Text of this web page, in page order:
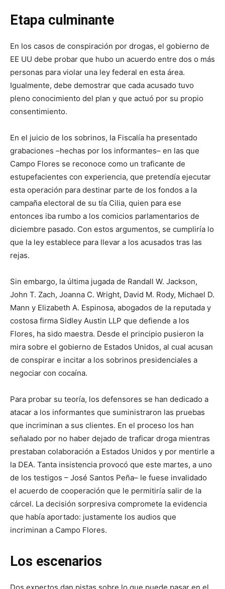
Etapa culminante
En los casos de conspiración por drogas, el gobierno de
EE UU debe probar que hubo un acuerdo entre dos o más
personas para violar una ley federal en esta área.
Igualmente, debe demostrar que cada acusado tuvo
pleno conocimiento del plan y que actuó por su propio
consentimiento.
En el juicio de los sobrinos, la Fiscalía ha presentado
grabaciones –hechas por los informantes– en las que
Campo Flores se reconoce como un traficante de
estupefacientes con experiencia, que pretendía ejecutar
esta operación para destinar parte de los fondos a la
campaña electoral de su tía Cilia, quien para ese
entonces iba rumbo a los comicios parlamentarios de
diciembre pasado. Con estos argumentos, se cumpliría lo
que la ley establece para llevar a los acusados tras las
rejas.
Sin embargo, la última jugada de Randall W. Jackson,
John T. Zach, Joanna C. Wright, David M. Rody, Michael D.
Mann y Elizabeth A. Espinosa, abogados de la reputada y
costosa firma Sidley Austin LLP que defiende a los
Flores, ha sido maestra. Desde el principio pusieron la
mira sobre el gobierno de Estados Unidos, al cual acusan
de conspirar e incitar a los sobrinos presidenciales a
negociar con cocaína.
Para probar su teoría, los defensores se han dedicado a
atacar a los informantes que suministraron las pruebas
que incriminan a sus clientes. En el proceso los han
señalado por no haber dejado de traficar droga mientras
prestaban colaboración a Estados Unidos y por mentirle a
la DEA. Tanta insistencia provocó que este martes, a uno
de los testigos – José Santos Peña– le fuese invalidado
el acuerdo de cooperación que le permitiría salir de la
cárcel. La decisión sorpresiva compromete la evidencia
que había aportado: justamente los audios que
incriminan a Campo Flores.
Los escenarios